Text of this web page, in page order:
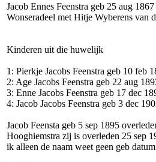
Jacob Ennes Feenstra geb 25 aug
Wonseradeel met Hitje Wyberens van
Kinderen uit die huwelijk
1: Pierkje Jacobs Feenstra geb 10 feb
2: Age Jacobs Feenstra geb 22 aug
3: Enne Jacobs Feenstra geb 17 dec
4: Jacob Jacobs Feenstra geb 3 dec
Jacob Feensta geb 5 sep 1895
Hooghiemstra zij is overleden 25 sep
ik alleen de naam weet geen geb datum